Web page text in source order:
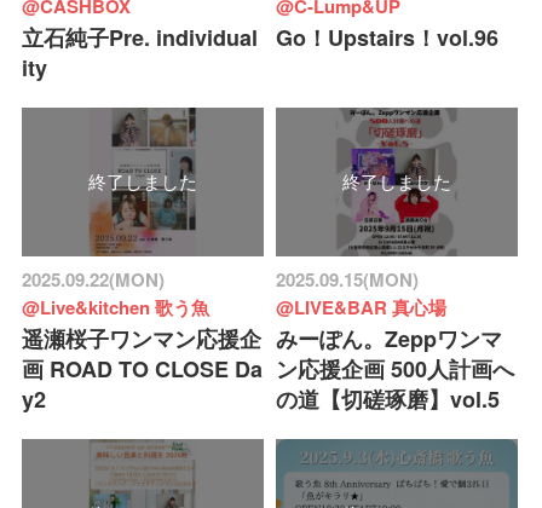
@CASHBOX
立石純子Pre. individual
ity
@C-Lump&UP
Go！Upstairs！vol.96
終了しました
2025.09.22(MON)
@Live&kitchen 歌う魚
遥瀬桜子ワンマン応援企
画 ROAD TO CLOSE Da
y2
終了しました
2025.09.15(MON)
@LIVE&BAR 真心場
みーぽん。Zeppワンマ
ン応援企画 500人計画へ
の道【切磋琢磨】vol.5